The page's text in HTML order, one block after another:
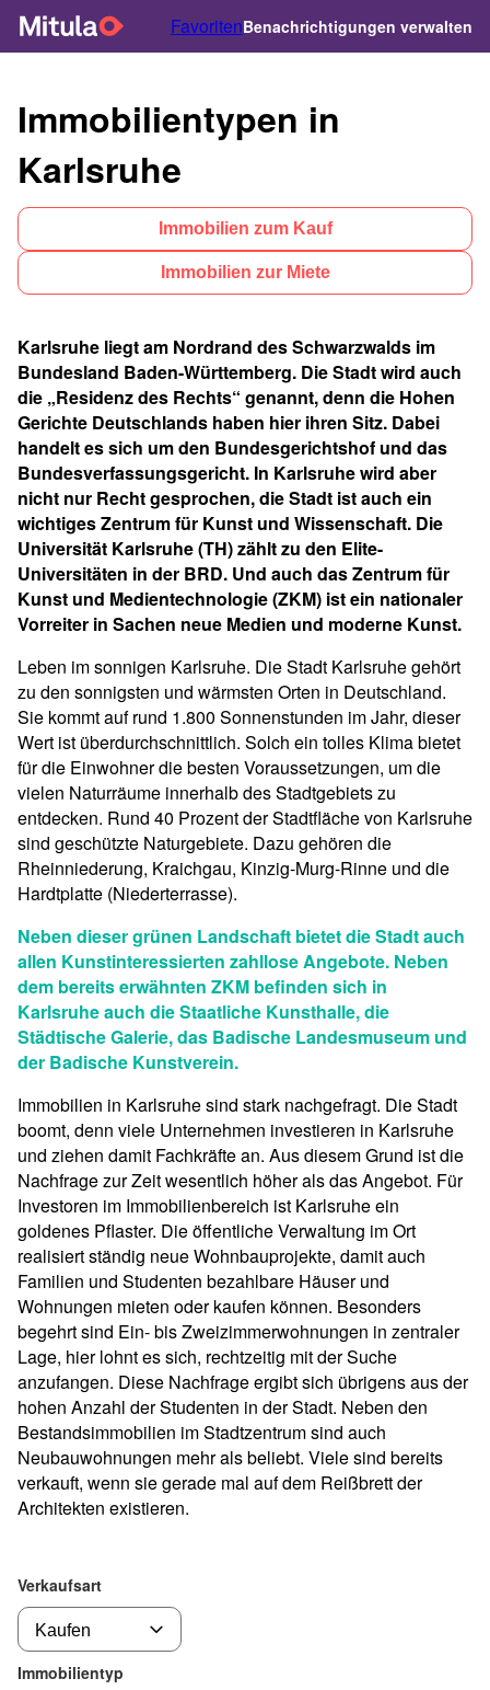
FavoritenBenachrichtigungen verwalten
Immobilientypen in
Karlsruhe
Immobilien zum Kauf
Immobilien zur Miete
Karlsruhe liegt am Nordrand des Schwarzwalds im
Bundesland Baden-Württemberg. Die Stadt wird auch
die „Residenz des Rechts“ genannt, denn die Hohen
Gerichte Deutschlands haben hier ihren Sitz. Dabei
handelt es sich um den Bundesgerichtshof und das
Bundesverfassungsgericht. In Karlsruhe wird aber
nicht nur Recht gesprochen, die Stadt ist auch ein
wichtiges Zentrum für Kunst und Wissenschaft. Die
Universität Karlsruhe (TH) zählt zu den Elite-
Universitäten in der BRD. Und auch das Zentrum für
Kunst und Medientechnologie (ZKM) ist ein nationaler
Vorreiter in Sachen neue Medien und moderne Kunst.
Leben im sonnigen Karlsruhe. Die Stadt Karlsruhe gehört
zu den sonnigsten und wärmsten Orten in Deutschland.
Sie kommt auf rund 1.800 Sonnenstunden im Jahr, dieser
Wert ist überdurchschnittlich. Solch ein tolles Klima bietet
für die Einwohner die besten Voraussetzungen, um die
vielen Naturräume innerhalb des Stadtgebiets zu
entdecken. Rund 40 Prozent der Stadtfläche von Karlsruhe
sind geschützte Naturgebiete. Dazu gehören die
Rheinniederung, Kraichgau, Kinzig-Murg-Rinne und die
Hardtplatte (Niederterrasse).
Neben dieser grünen Landschaft bietet die Stadt auch
allen Kunstinteressierten zahllose Angebote. Neben
dem bereits erwähnten ZKM befinden sich in
Karlsruhe auch die Staatliche Kunsthalle, die
Städtische Galerie, das Badische Landesmuseum und
der Badische Kunstverein.
Immobilien in Karlsruhe sind stark nachgefragt. Die Stadt
boomt, denn viele Unternehmen investieren in Karlsruhe
und ziehen damit Fachkräfte an. Aus diesem Grund ist die
Nachfrage zur Zeit wesentlich höher als das Angebot. Für
Investoren im Immobilienbereich ist Karlsruhe ein
goldenes Pflaster. Die öffentliche Verwaltung im Ort
realisiert ständig neue Wohnbauprojekte, damit auch
Familien und Studenten bezahlbare Häuser und
Wohnungen mieten oder kaufen können. Besonders
begehrt sind Ein- bis Zweizimmerwohnungen in zentraler
Lage, hier lohnt es sich, rechtzeitig mit der Suche
anzufangen. Diese Nachfrage ergibt sich übrigens aus der
hohen Anzahl der Studenten in der Stadt. Neben den
Bestandsimmobilien im Stadtzentrum sind auch
Neubauwohnungen mehr als beliebt. Viele sind bereits
verkauft, wenn sie gerade mal auf dem Reißbrett der
Architekten existieren.
Verkaufsart
Immobilientyp